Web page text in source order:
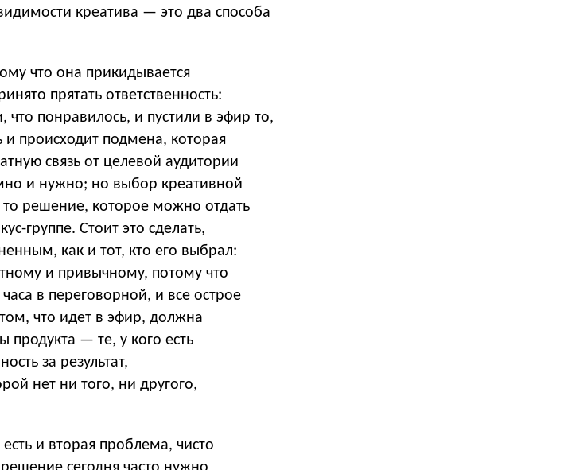
креатива — это два способа
что она прикидывается
прятать ответственность:
что понравилось, и пустили в эфир то,
и происходит подмена, которая
связь от целевой аудитории
и нужно; но выбор креативной
решение, которое можно отдать
группе. Стоит это сделать,
как и тот, кто его выбрал:
и привычному, потому что
в переговорной, и все острое
что идет в эфир, должна
— те, у кого есть
за результат,
нет ни того, ни другого,
и вторая проблема, чисто